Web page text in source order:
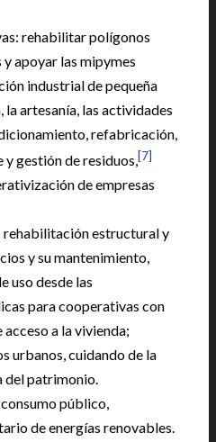
rehabilitar polígonos
apoyar las mipymes
industrial de pequeña
la artesanía, las actividades
refabricación,
gestión de residuos,[7]
de empresas
rehabilitación estructural y
y su mantenimiento,
uso desde las
para cooperativas con
a la vivienda;
urbanos, cuidando de la
del patrimonio.
público,
de energías renovables.